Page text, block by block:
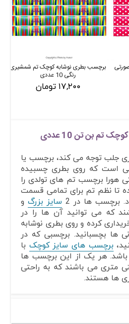
برچسب بطری نوشابه کوچک تم شمشیری
رنگی 10 عددی
۱۷,۲۰۰ تومان
تم بن تن 10 عددی
جلب توجه می کند، برچسب یا
است که روی بطری چسبیده
هورا برچسب تم های تولدی را
تا نظم تم برای تمامی قسمت
ها در 2
سایز بزرگو
که می توانید آن ها را در
عددی خریداری کرده و روی بطری نوشابه
ها بچسبانید. برچسبی که در
برچسب های سایز کوچک با
هر یک از این برچسب ها
4*20 سانتی متری می باشند که به راحتی
ها هستند.